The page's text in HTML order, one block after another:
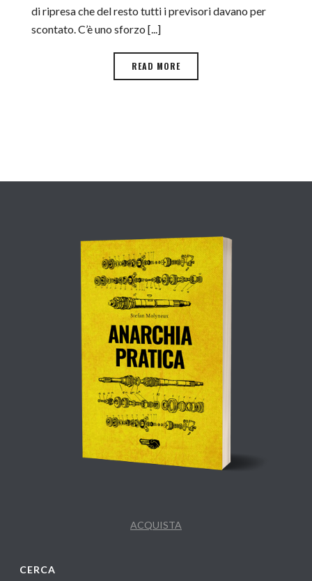
di ripresa che del resto tutti i previsori davano per
scontato. C’è uno sforzo [...]
READ MORE
ACQUISTA
CERCA